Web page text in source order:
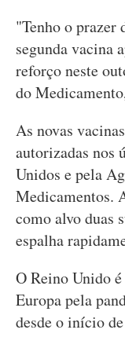
"Tenho o prazer
segunda vacina
reforço neste
do
As novas
autorizadas nos
Unidos e pela
Medicamentos.
como alvo duas
espalha
O Reino Unido
Europa pela
desde o início